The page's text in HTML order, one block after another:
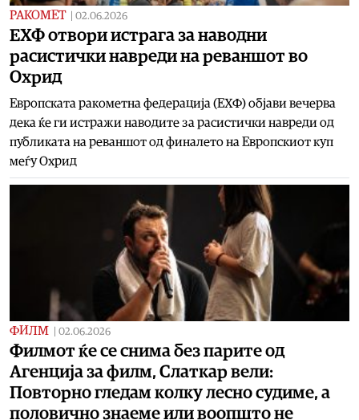
РАКОМЕТ 02.06.2026
ЕХФ отвори истрага за наводни
расистички навреди на реваншот во
Охрид
Европската ракометна федерација (ЕХФ) објави вечерва
дека ќе ги истражи наводите за расистички навреди од
публиката на реваншот од финалето на Европскиот куп
меѓу Охрид
ФИЛМ 02.06.2026
Филмот ќе се снима без парите од
Агенција за филм, Слаткар вели:
Повторно гледам колку лесно судиме, а
половично знаеме или воопшто не